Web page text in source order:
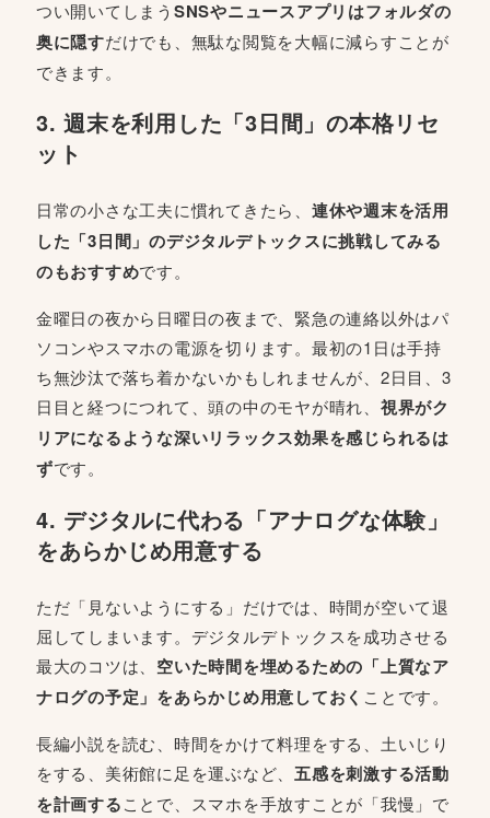
つい開いてしまう SNSやニュースアプリはフォルダの
奥に隠すだけでも、無駄な閲覧を大幅に減らすことが
できます。
3. 週末を利用した「3日間」の本格リセ
ット
日常の小さな工夫に慣れてきたら、 連休や週末を活用
した「3日間」のデジタルデトックスに挑戦してみる
のもおすすめです。
金曜日の夜から日曜日の夜まで、緊急の連絡以外はパ
ソコンやスマホの電源を切ります。最初の1日は手持
ち無沙汰で落ち着かないかもしれませんが、2日目、3
日目と経つにつれて、頭の中のモヤが晴れ、 視界がク
リアになるような深いリラックス効果を感じられるは
ずです。
4. デジタルに代わる「アナログな体験」
をあらかじめ用意する
ただ「見ないようにする」だけでは、時間が空いて退
屈してしまいます。デジタルデトックスを成功させる
最大のコツは、 空いた時間を埋めるための「上質なア
ナログの予定」をあらかじめ用意しておく ことです。
長編小説を読む、時間をかけて料理をする、土いじり
をする、美術館に足を運ぶなど、五感を刺激する活動
を計画することで、スマホを手放すことが「我慢」で